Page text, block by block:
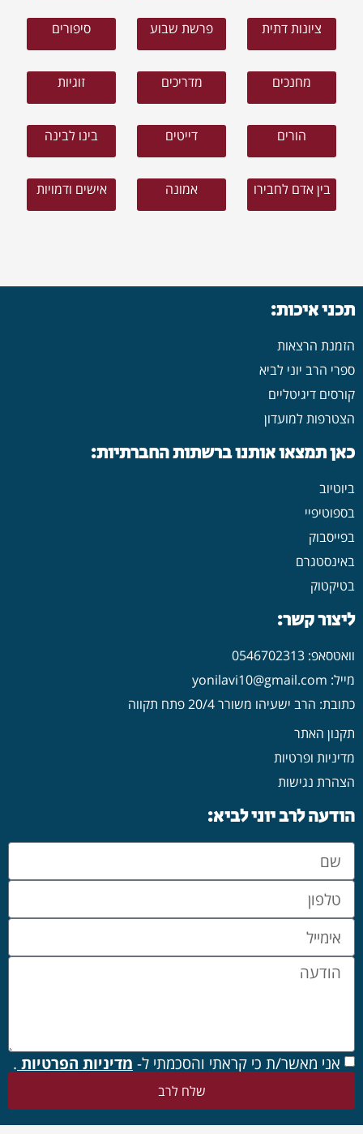
ציונות דתית פרשת שבוע סיפורים
מחנכים מדריכים זוגיות
הורים דייטים בינו לבינה
בין אדם לחבירו אמונה אישים ודמויות
ספרי הרב יוני לביא
קורסים דיגיטליים
הצטרפות למועדון
בספוטיפיי
בפייסבוק
באינסטגרם
בטיקטוק
ליצור קשר:
מייל: yonilavi10@gmail.com
כתובת: הרב ישעיהו משורר 20/4 פתח תקווה
מדיניות ופרטיות
הצהרת נגישות
הודעה לרב יוני לביא:
אני מאשר/ת כי קראתי והסכמתי ל-מדיניות הפרטיות.
שלח לרב
Ⓒ כל הזכויות שמורות למילה טובה